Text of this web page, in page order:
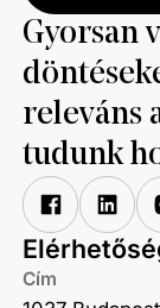
Gyorsan
releváns
tudunk
Cím